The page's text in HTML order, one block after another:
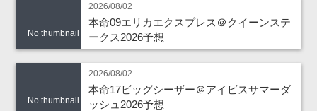
No thumbnail
2026/08/02
本命09エリカエクスプレス＠クイーンステ
ークス2026予想
No thumbnail
2026/08/02
本命17ビッグシーザー＠アイビスサマーダ
ッシュ2026予想